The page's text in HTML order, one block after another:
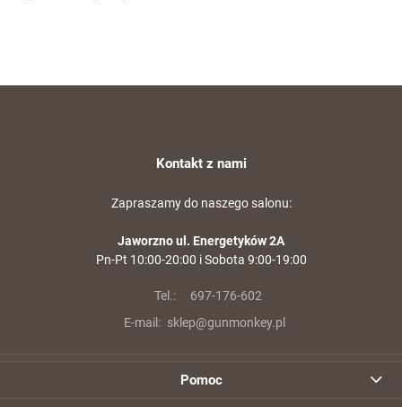
Kontakt z nami
Zapraszamy do naszego salonu:
Jaworzno ul. Energetyków 2A
Pn-Pt 10:00-20:00 i Sobota 9:00-19:00
Tel.:
697-176-602
E-mail: sklep@gunmonkey.pl
Pomoc